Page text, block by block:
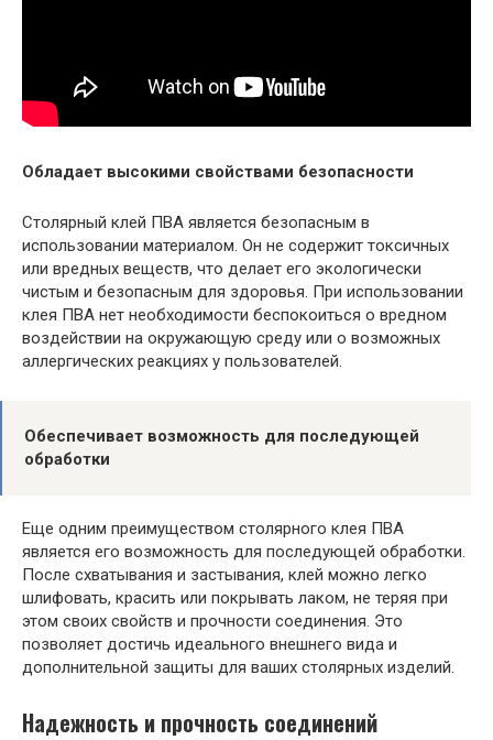
Обладает высокими свойствами безопасности
Столярный клей ПВА является безопасным в
использовании материалом. Он не содержит токсичных
или вредных веществ, что делает его экологически
чистым и безопасным для здоровья. При использовании
клея ПВА нет необходимости беспокоиться о вредном
воздействии на окружающую среду или о возможных
аллергических реакциях у пользователей.
Обеспечивает возможность для последующей
обработки
Еще одним преимуществом столярного клея ПВА
является его возможность для последующей обработки.
После схватывания и застывания, клей можно легко
шлифовать, красить или покрывать лаком, не теряя при
этом своих свойств и прочности соединения. Это
позволяет достичь идеального внешнего вида и
дополнительной защиты для ваших столярных изделий.
Надежность и прочность соединений